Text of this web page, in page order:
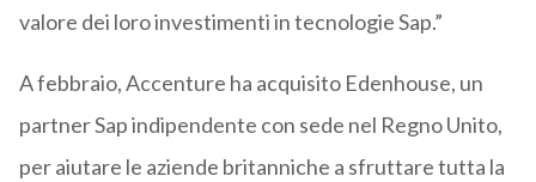
valore dei loro investimenti in tecnologie Sap.”
A febbraio, Accenture ha acquisito Edenhouse, un
partner Sap indipendente con sede nel Regno Unito,
per aiutare le aziende britanniche a sfruttare tutta la